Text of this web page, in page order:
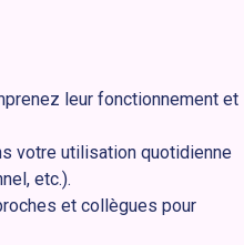
leur fonctionnement et
votre utilisation quotidienne
etc.).
et collègues pour